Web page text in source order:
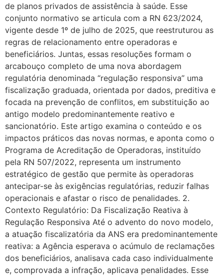
de planos privados de assistência à saúde. Esse
conjunto normativo se articula com a RN 623/2024,
vigente desde 1º de julho de 2025, que reestruturou as
regras de relacionamento entre operadoras e
beneficiários. Juntas, essas resoluções formam o
arcabouço completo de uma nova abordagem
regulatória denominada “regulação responsiva’’ uma
fiscalização graduada, orientada por dados, preditiva e
focada na prevenção de conflitos, em substituição ao
antigo modelo predominantemente reativo e
sancionatório. Este artigo examina o conteúdo e os
impactos práticos das novas normas, e aponta como o
Programa de Acreditação de Operadoras, instituído
pela RN 507/2022, representa um instrumento
estratégico de gestão que permite às operadoras
antecipar-se às exigências regulatórias, reduzir falhas
operacionais e afastar o risco de penalidades. 2.
Contexto Regulatório: Da Fiscalização Reativa à
Regulação Responsiva Até o advento do novo modelo,
a atuação fiscalizatória da ANS era predominantemente
reativa: a Agência esperava o acúmulo de reclamações
dos beneficiários, analisava cada caso individualmente
e, comprovada a infração, aplicava penalidades. Esse